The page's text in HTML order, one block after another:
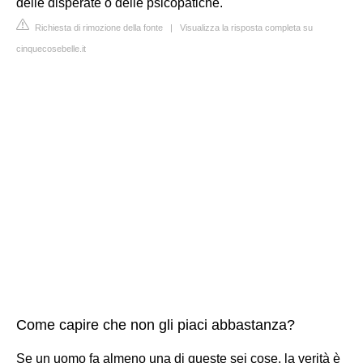
Richiesta di rimozione della fonte | Visualizza la risposta completa su
cinquecosebelle.it
Come capire che non gli piaci abbastanza?
Se un uomo fa almeno una di queste sei cose, la verità è